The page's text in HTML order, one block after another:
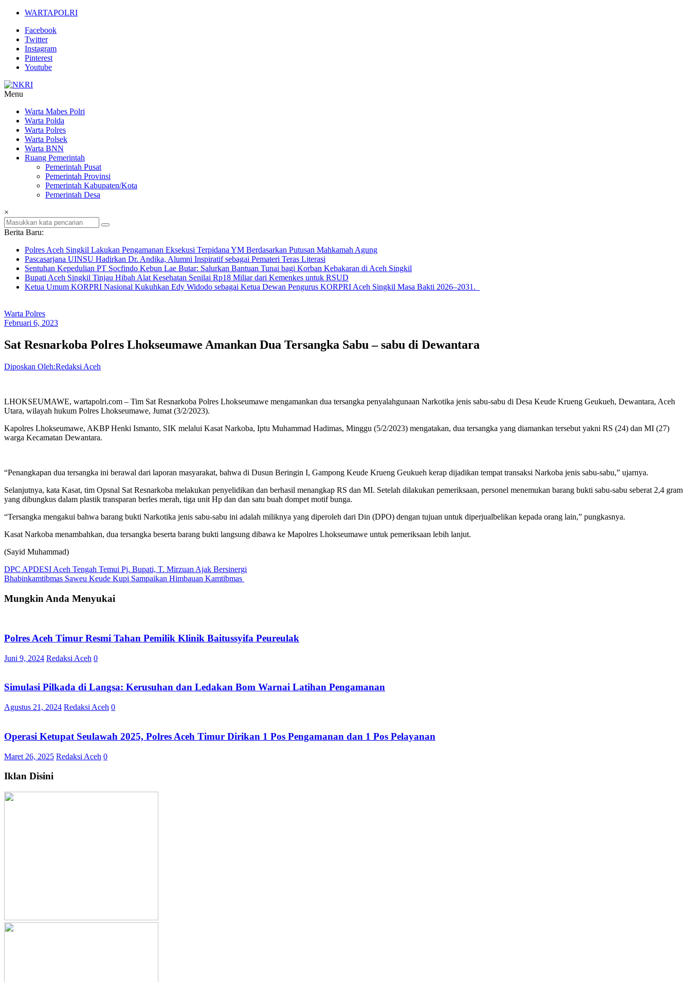
Lompat
konten
WARTAPOLRI
Facebook
Twitter
Instagram
Pinterest
Youtube
Jurnalisme
Positif
Menu
Warta Mabes Polri
Warta Polda
Warta Polres
Warta Polsek
Warta BNN
Ruang Pemerintah
Pemerintah Pusat
Pemerintah Provinsi
Pemerintah Kabupaten/Kota
Pemerintah Desa
×
Berita Baru:
Polres Aceh Singkil Lakukan Pengamanan Eksekusi Terpidana YM Berdasarkan Putusan Mahkamah Agung
Pascasarjana UINSU Hadirkan Dr. Andika, Alumni Inspiratif sebagai Pemateri Teras Literasi
Sentuhan Kepedulian PT Socfindo Kebun Lae Butar: Salurkan Bantuan Tunai bagi Korban Kebakaran di Aceh Singkil
Bupati Aceh Singkil Tinjau Hibah Alat Kesehatan Senilai Rp18 Miliar dari Kemenkes untuk RSUD
Ketua Umum KORPRI Nasional Kukuhkan Edy Widodo sebagai Ketua Dewan Pengurus KORPRI Aceh Singkil Masa Bakti 2026–2031.
Warta Polres
Februari 6, 2023
Sat Resnarkoba Polres Lhokseumawe Amankan Dua Tersangka Sabu – sabu di Dewantara
Diposkan Oleh:Redaksi Aceh
LHOKSEUMAWE, wartapolri.com – Tim Sat Resnarkoba Polres Lhokseumawe mengamankan dua tersangka penyalahgunaan Narkotika jenis sabu-sabu di Desa Keude Krueng Geukueh, Dewantara, Aceh
Utara, wilayah hukum Polres Lhokseumawe, Jumat (3/2/2023).
Kapolres Lhokseumawe, AKBP Henki Ismanto, SIK melalui Kasat Narkoba, Iptu Muhammad Hadimas, Minggu (5/2/2023) mengatakan, dua tersangka yang diamankan tersebut yakni RS (24) dan MI (27)
warga Kecamatan Dewantara.
“Penangkapan dua tersangka ini berawal dari laporan masyarakat, bahwa di Dusun Beringin I, Gampong Keude Krueng Geukueh kerap dijadikan tempat transaksi Narkoba jenis sabu-sabu,” ujarnya.
Selanjutnya, kata Kasat, tim Opsnal Sat Resnarkoba melakukan penyelidikan dan berhasil menangkap RS dan MI. Setelah dilakukan pemeriksaan, personel menemukan barang bukti sabu-sabu seberat 2,4 gram
yang dibungkus dalam plastik transparan berles merah, tiga unit Hp dan dan satu buah dompet motif bunga.
“Tersangka mengakui bahwa barang bukti Narkotika jenis sabu-sabu ini adalah miliknya yang diperoleh dari Din (DPO) dengan tujuan untuk diperjualbelikan kepada orang lain,” pungkasnya.
Kasat Narkoba menambahkan, dua tersangka beserta barang bukti langsung dibawa ke Mapolres Lhokseumawe untuk pemeriksaan lebih lanjut.
(Sayid Muhammad)
Navigasi
pos
DPC APDESI Aceh Tengah Temui Pj. Bupati, T. Mirzuan Ajak Bersinergi
Bhabinkamtibmas Saweu Keude Kupi Sampaikan Himbauan Kamtibmas
Mungkin Anda Menyukai
Polres Aceh Timur Resmi Tahan Pemilik Klinik Baitussyifa Peureulak
Juni 9, 2024 Redaksi Aceh 0
Simulasi Pilkada di Langsa: Kerusuhan dan Ledakan Bom Warnai Latihan Pengamanan
Agustus 21, 2024 Redaksi Aceh 0
Operasi Ketupat Seulawah 2025, Polres Aceh Timur Dirikan 1 Pos Pengamanan dan 1 Pos Pelayanan
Maret 26, 2025 Redaksi Aceh 0
Iklan Disini